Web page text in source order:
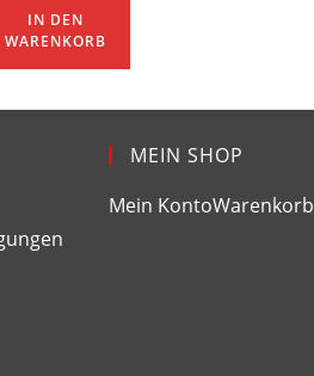
IN DEN
WARENKORB
MEIN SHOP
Mein KontoWarenkorb